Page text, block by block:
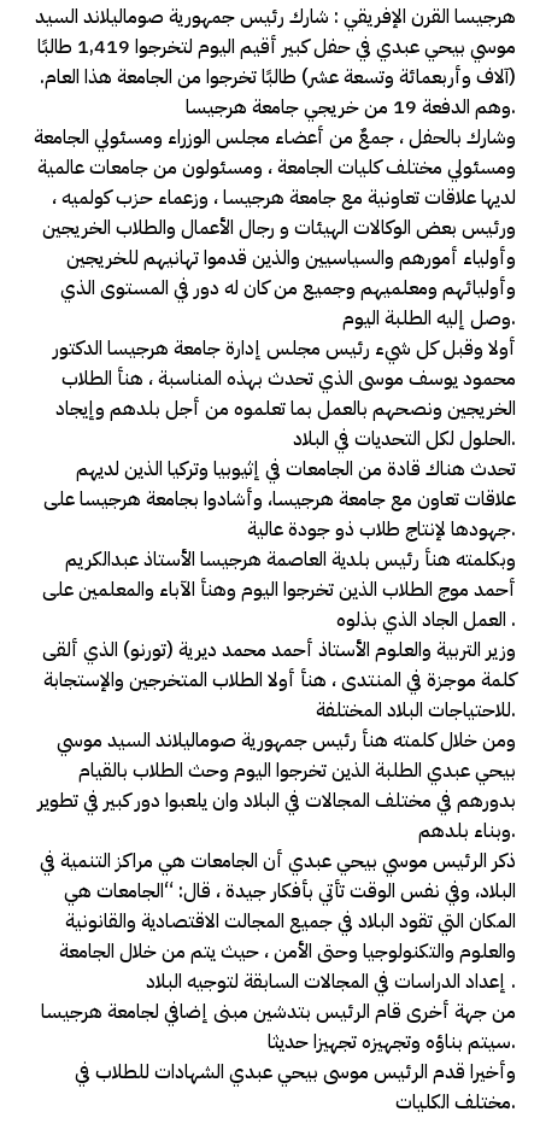
هرجيسا القرن الإفريقي : شارك رئيس جمهورية صوماليلاند السيد
موسي بيحي عبدي في حفل كبير أقيم اليوم لتخرجوا 1,419 طالبًا
(آلاف وأربعمائة وتسعة عشر) طالبًا تخرجوا من الجامعة هذا العام.
وهم الدفعة 19 من خريجي جامعة هرجيسا.
وشارك بالحفل ، جمعٌ من أعضاء مجلس الوزراء ومسئولي الجامعة
ومسئولي مختلف كليات الجامعة ، ومسئولون من جامعات عالمية
لديها علاقات تعاونية مع جامعة هرجيسا ، وزعماء حزب كولميه ،
ورئيس بعض الوكالات الهيئات و رجال الأعمال والطلاب الخريجين
وأولياء أمورهم والسياسيين والذين قدموا تهانيهم للخريجين
وأوليائهم ومعلميهم وجميع من كان له دور في المستوى الذي
وصل إليه الطلبة اليوم.
أولا وقبل كل شيء رئيس مجلس إدارة جامعة هرجيسا الدكتور
محمود يوسف موسى الذي تحدث بهذه المناسبة ، هنأ الطلاب
الخريجين ونصحهم بالعمل بما تعلموه من أجل بلدهم وإيجاد
الحلول لكل التحديات في البلاد.
تحدث هناك قادة من الجامعات في إثيوبيا وتركيا الذين لديهم
علاقات تعاون مع جامعة هرجيسا، وأشادوا بجامعة هرجيسا على
جهودها لإنتاج طلاب ذو جودة عالية.
وبكلمته هنأ رئيس بلدية العاصمة هرجيسا الأستاذ عبدالكريم
أحمد موج الطلاب الذين تخرجوا اليوم وهنأ الآباء والمعلمين على
العمل الجاد الذي بذلوه .
وزير التربية والعلوم الأستاذ أحمد محمد ديرية (تورنو) الذي ألقى
كلمة موجزة في المنتدى ، هنأ أولا الطلاب المتخرجين والإستجابة
للاحتياجات البلاد المختلفة.
ومن خلال كلمته هنأ رئيس جمهورية صوماليلاند السيد موسي
بيحي عبدي الطلبة الذين تخرجوا اليوم وحث الطلاب بالقيام
بدورهم في مختلف المجالات في البلاد وان يلعبوا دور كبير في تطوير
وبناء بلدهم.
ذكر الرئيس موسي بيحي عبدي أن الجامعات هي مراكز التنمية في
البلاد، وفي نفس الوقت تأتي بأفكار جيدة ، قال: “الجامعات هي
المكان التي تقود البلاد في جميع المجالت الاقتصادية والقانونية
والعلوم والتكنولوجيا وحتى الأمن ، حيث يتم من خلال الجامعة
إعداد الدراسات في المجالات السابقة لتوجيه البلاد .
من جهة أخرى قام الرئيس بتدشين مبنى إضافي لجامعة هرجيسا
سيتم بناؤه وتجهيزه تجهيزا حديثا.
وأخيرا قدم الرئيس موسى بيحي عبدي الشهادات للطلاب في
مختلف الكليات.